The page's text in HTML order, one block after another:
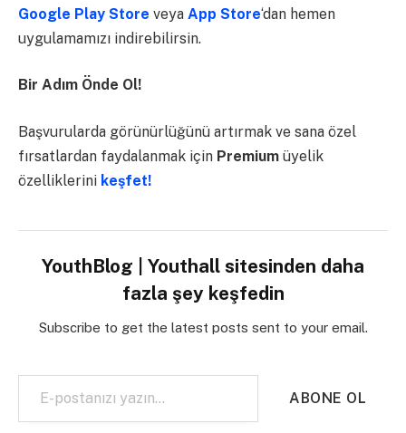
Google Play Store veya App Store‘dan hemen
uygulamamızı indirebilirsin.
Bir Adım Önde Ol!
Başvurularda görünürlüğünü artırmak ve sana özel
fırsatlardan faydalanmak için Premium üyelik
özelliklerini keşfet!
YouthBlog | Youthall sitesinden daha
fazla şey keşfedin
Subscribe to get the latest posts sent to your email.
E-postanızı yazın…
ABONE OL